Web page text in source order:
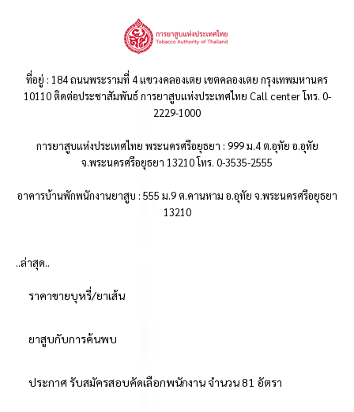
ที่อยู่ : 184 ถนนพระรามที่ 4 แขวงคลองเตย เขตคลองเตย กรุงเทพมหานคร
10110 ติดต่อประชาสัมพันธ์ การยาสูบแห่งประเทศไทย Call center โทร. 0-
2229-1000
การยาสูบแห่งประเทศไทย พระนครศรีอยุธยา : 999 ม.4 ต.อุทัย อ.อุทัย
จ.พระนครศรีอยุธยา 13210 โทร. 0-3535-2555
อาคารบ้านพักพนักงานยาสูบ : 555 ม.9 ต.คานหาม อ.อุทัย จ.พระนครศรีอยุธยา
13210
..ล่าสุด..
ราคาขายบุหรี่/ยาเส้น
ยาสูบกับการค้นพบ
ประกาศ รับสมัครสอบคัดเลือกพนักงาน จำนวน 81 อัตรา